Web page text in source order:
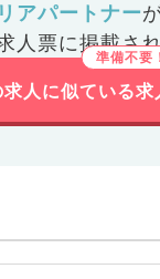
アパートナー
人票に掲載さ
求人に似ている